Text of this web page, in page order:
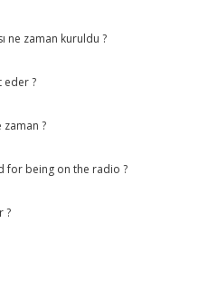
ne zaman kuruldu ?
eder ?
zaman ?
for being on the radio ?
?